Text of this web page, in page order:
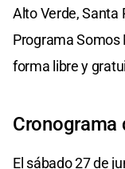
Alto Verde, Santa
Programa
forma libre y
Cronograma
El sábado 27 de